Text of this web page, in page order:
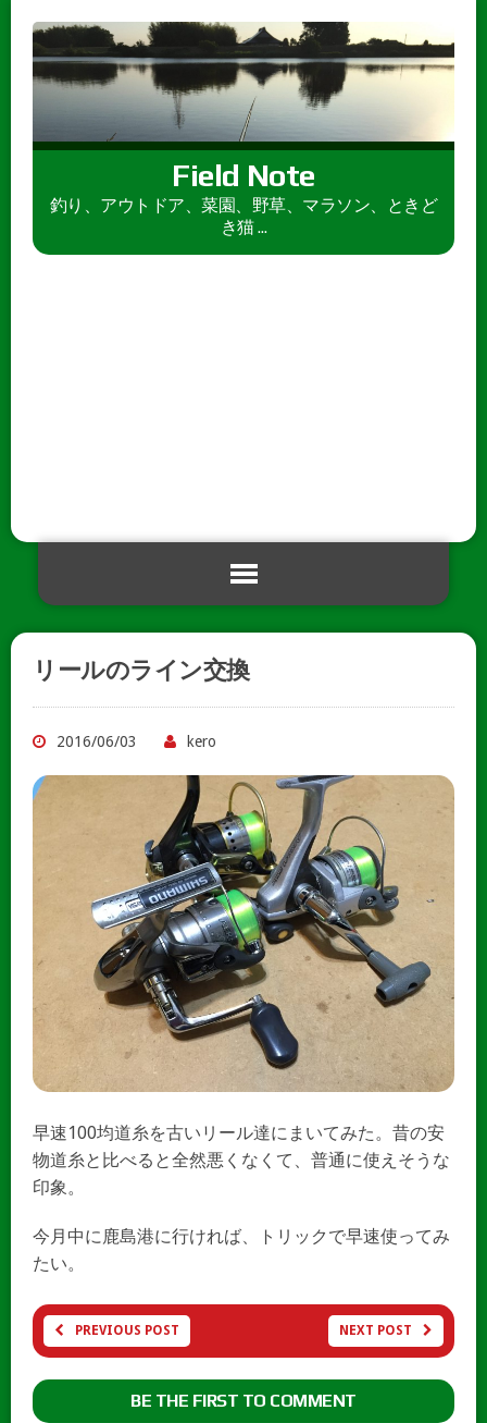
Field Note
釣り、アウトドア、菜園、野草、マラソン、ときど
き猫 ...
リールのライン交換
2016/06/03 kero
早速100均道糸を古いリール達にまいてみた。昔の安
物道糸と比べると全然悪くなくて、普通に使えそうな
印象。
今月中に鹿島港に行ければ、トリックで早速使ってみ
たい。
PREVIOUS POST NEXT POST
BE THE FIRST TO COMMENT